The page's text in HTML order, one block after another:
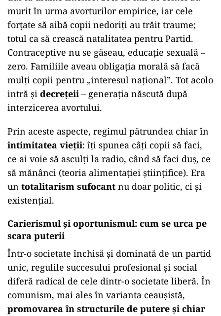
murit în urma avorturilor empirice, iar cele
forțate să aibă copii nedoriți au trăit traume;
totul ca să crească natalitatea pentru Partid.
Contraceptive nu se găseau, educație sexuală –
zero. Familiile aveau obligația morală să facă
mulți copii pentru „interesul național”. Tot acolo
intră și decrețeii – generația născută după
interzicerea avortului.
Prin aceste aspecte, regimul pătrundea chiar în
intimitatea vieții: îți spunea câți copii să faci,
ce ai voie să asculți la radio, când să faci duș, ce
să mănânci (teoria alimentației științifice). Era
un totalitarism sufocant nu doar politic, ci și
existențial.
Carierismul și oportunismul: cum se urca pe
scara puterii
Într-o societate închisă și dominată de un partid
unic, regulile succesului profesional și social
diferă radical de cele dintr-o societate liberă. În
comunism, mai ales în varianta ceaușistă,
promovarea în structurile de putere și chiar